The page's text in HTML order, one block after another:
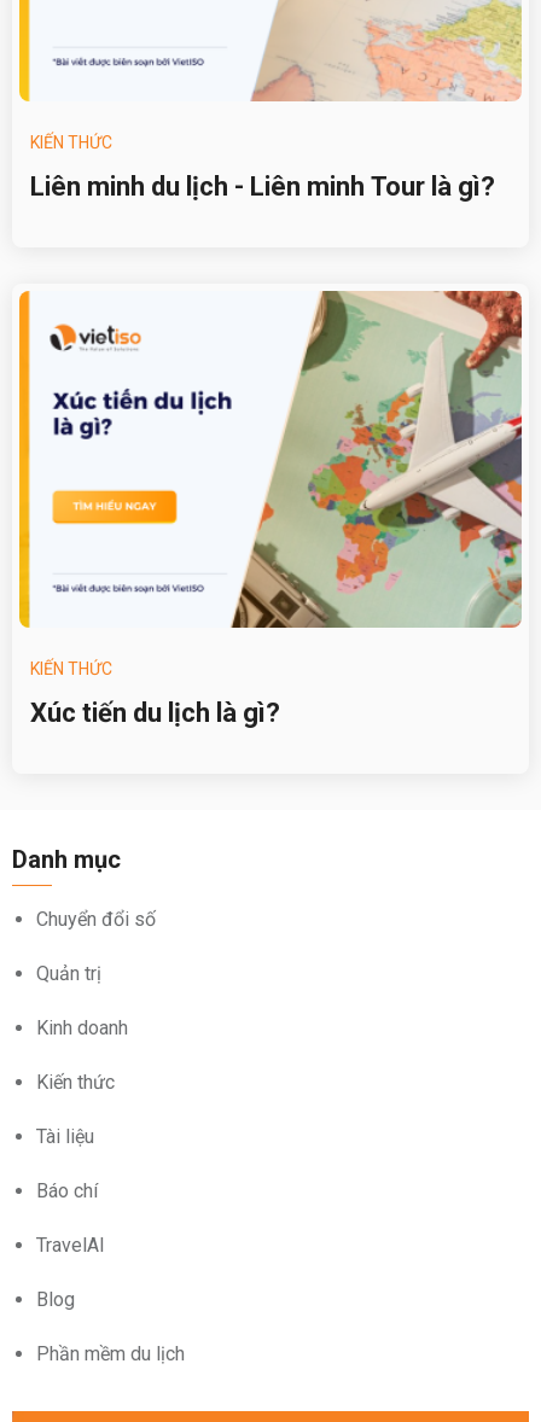
KIẾN THỨC
Liên minh du lịch - Liên minh Tour là gì?
KIẾN THỨC
Xúc tiến du lịch là gì?
Danh mục
Chuyển đổi số
Quản trị
Kinh doanh
Kiến thức
Tài liệu
Báo chí
TravelAI
Blog
Phần mềm du lịch